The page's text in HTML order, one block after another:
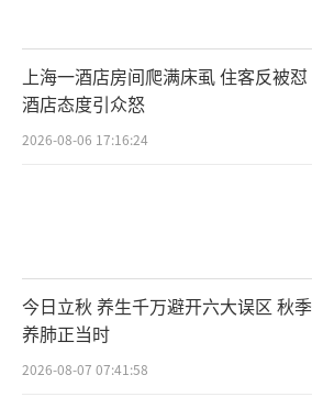
上海一酒店房间爬满床虱 住客反被怼
酒店态度引众怒
2026-08-06 17:16:24
今日立秋 养生千万避开六大误区 秋季
养肺正当时
2026-08-07 07:41:58